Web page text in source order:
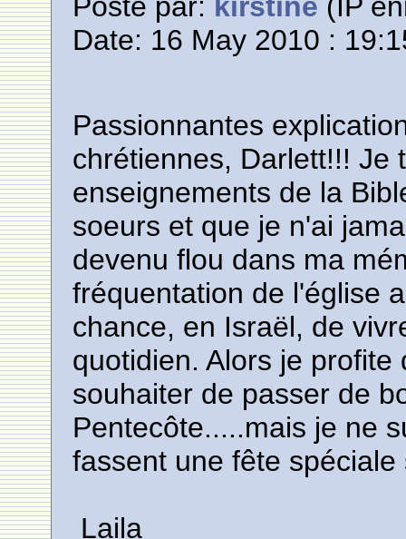
Date: 16 May 2010 :
Passionnantes
chrétiennes, Darlett!!! Je
enseignements de la
soeurs et que je n'ai
devenu flou dans ma
fréquentation de l'église
chance, en Israël, de
quotidien. Alors je
souhaiter de passer de
Pentecôte.....mais je ne
fassent une fête
Laila